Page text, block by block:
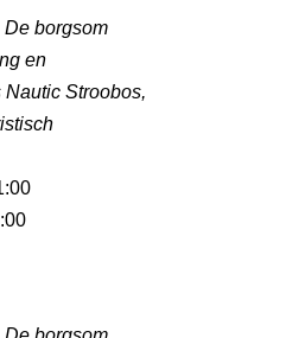
borgsom
en
Nautic Stroobos,